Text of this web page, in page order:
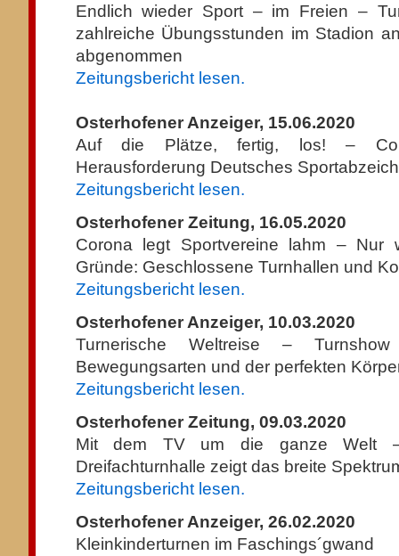
Endlich wieder Sport – im Freien –
zahlreiche Übungsstunden im Stadion
abgenommen
Zeitungsbericht lesen.
Osterhofener Anzeiger, 15.06.2020
Auf die Plätze, fertig, los! –
Herausforderung Deutsches
Zeitungsbericht lesen.
Osterhofener Zeitung, 16.05.2020
Corona legt Sportvereine lahm – Nur
Gründe: Geschlossene Turnhallen und
Zeitungsbericht lesen.
Osterhofener Anzeiger, 10.03.2020
Turnerische Weltreise –
Bewegungsarten und der perfekten
Zeitungsbericht lesen.
Osterhofener Zeitung, 09.03.2020
Mit dem TV um die ganze Welt
Dreifachturnhalle zeigt das breite
Zeitungsbericht lesen.
Osterhofener Anzeiger, 26.02.2020
Kleinkinderturnen im Faschings´gwand